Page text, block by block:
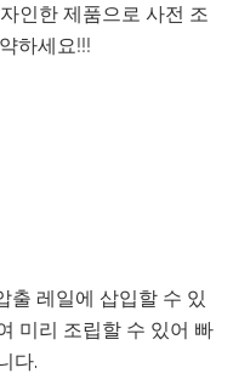
인한 제품으로 사전 조
하세요!!!
출 레일에 삽입할 수 있
미리 조립할 수 있어 빠
다.